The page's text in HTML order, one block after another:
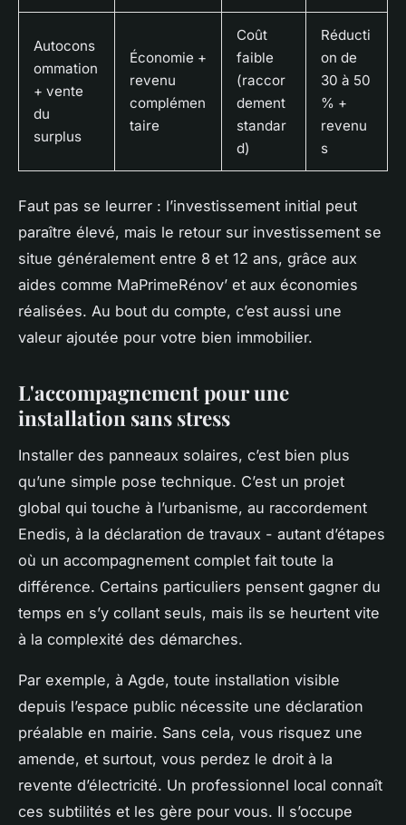
Autocons
ommation
+ vente
du
surplus
Économie +
revenu
complémen
taire
Coût
faible
(raccor
dement
standar
d)
Réducti
on de
30 à 50
% +
revenu
s
Faut pas se leurrer : l’investissement initial peut
paraître élevé, mais le retour sur investissement se
situe généralement entre 8 et 12 ans, grâce aux
aides comme MaPrimeRénov’ et aux économies
réalisées. Au bout du compte, c’est aussi une
valeur ajoutée pour votre bien immobilier.
L'accompagnement pour une
installation sans stress
Installer des panneaux solaires, c’est bien plus
qu’une simple pose technique. C’est un projet
global qui touche à l’urbanisme, au raccordement
Enedis, à la déclaration de travaux - autant d’étapes
où un accompagnement complet fait toute la
différence. Certains particuliers pensent gagner du
temps en s’y collant seuls, mais ils se heurtent vite
à la complexité des démarches.
Par exemple, à Agde, toute installation visible
depuis l’espace public nécessite une déclaration
préalable en mairie. Sans cela, vous risquez une
amende, et surtout, vous perdez le droit à la
revente d’électricité. Un professionnel local connaît
ces subtilités et les gère pour vous. Il s’occupe